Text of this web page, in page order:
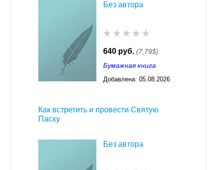
Без автора
640 руб. (7,79$)
Бумажная книга
Добавлена: 05.08.2026
Как встретить и провести Святую
Пасху
Без автора